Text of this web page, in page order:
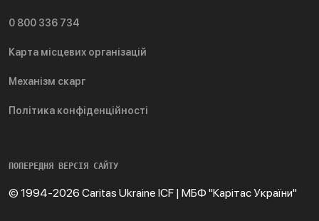
0 800 336 734
Карта місцевих організацій
Механізм скарг
Політика конфіденційності
ПОПЕРЕДНЯ ВЕРСІЯ САЙТУ
© 1994-2026 Caritas Ukraine ICF | МБФ "Карітас України"